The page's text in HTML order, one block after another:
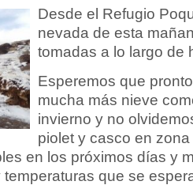
Desde el Refugio
nevada de esta
tomadas a lo largo de
Esperemos que
mucha más nieve
invierno y no
piolet y casco en
en los próximos días y
que se